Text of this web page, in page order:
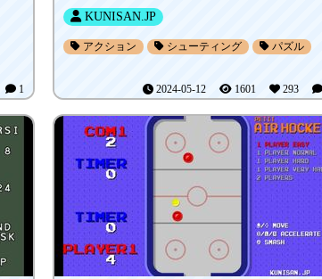
1
KUNISAN.JP
アクション シューティング パズル
2024-05-12 1601 293